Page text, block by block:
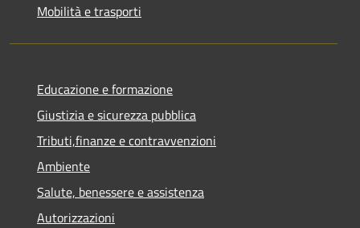
Mobilità e trasporti
Educazione e formazione
Giustizia e sicurezza pubblica
Tributi,finanze e contravvenzioni
Ambiente
Salute, benessere e assistenza
Autorizzazioni